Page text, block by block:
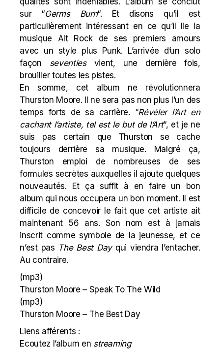
sur “Germs Burn“. Et disons qu’il est
particulièrement intéressant en ce qu’il lie la
musique Alt Rock de ses premiers amours
avec un style plus Punk. L’arrivée d’un solo
façon seventies vient, une dernière fois,
brouiller toutes les pistes.
En somme, cet album ne révolutionnera
Thurston Moore. Il ne sera pas non plus l’un des
temps forts de sa carrière. “Révéler l’Art en
cachant l’artiste, tel est le but de l’Art“, et je ne
suis pas certain que Thurston se cache
toujours derrière sa musique. Malgré ça,
Thurston emploi de nombreuses de ses
formules secrètes auxquelles il ajoute quelques
nouveautés. Et ça suffit à en faire un bon
album qui nous occupera un bon moment. Il est
difficile de concevoir le fait que cet artiste ait
maintenant 56 ans. Son nom est à jamais
inscrit comme symbole de la jeunesse, et ce
n’est pas The Best Dayqui viendra l’entacher.
Au contraire.
(mp3)
Thurston Moore – Speak To The Wild
(mp3)
Thurston Moore – The Best Day
Liens afférents :
Ecoutez l’album en streaming